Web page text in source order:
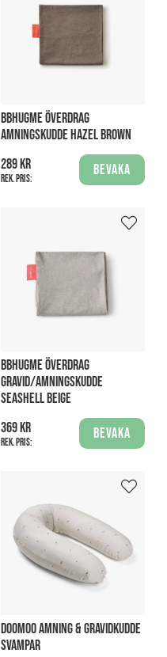
BBHUGME ÖVERDRAG
AMNINGSKUDDE HAZEL BROWN
289 kr
Rek. pris:
Bevaka
BBHUGME ÖVERDRAG
GRAVID/AMNINGSKUDDE
SEASHELL BEIGE
369 kr
Rek. pris:
Bevaka
DOOMOO AMNING & GRAVIDKUDDE
SVAMPAR